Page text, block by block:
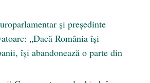
și președinte
„Dacă România își
își abandonează o parte din